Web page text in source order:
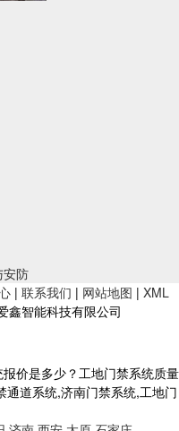
安防
| 联系我们 | 网站地图 | XML
鑫智能科技有限公司
价是多少？工地门禁系统质量
道系统,济南门禁系统,工地门